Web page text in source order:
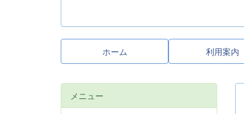
ホーム 利用案内
メニュー